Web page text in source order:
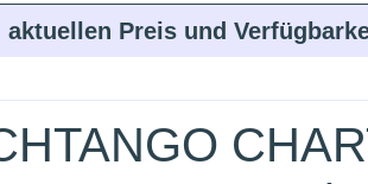
aktuellen Preis und